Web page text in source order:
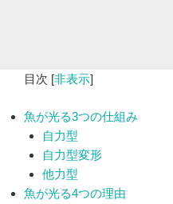
目次 [非表示]
魚が光る3つの仕組み
自力型
自力型変形
他力型
魚が光る4つの理由